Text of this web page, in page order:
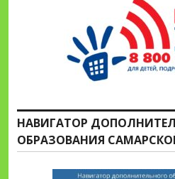
НАВИГАТОР
ОБРАЗОВАНИЯ